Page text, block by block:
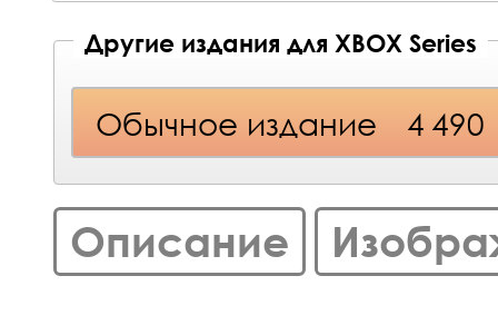
Другие издания для XBOX Series
Обычное издание 4 490
Описание